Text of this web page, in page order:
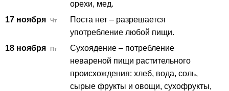
орехи, мед.
17 ноября
Чт
Поста нет – разрешается
употребление любой пищи.
18 ноября
Пт
Сухоядение – потребление
невареной пищи растительного
происхождения: хлеб, вода, соль,
сырые фрукты и овощи, сухофрукты,